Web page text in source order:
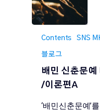
Contents SNS
블로그
배민 신춘문예
/이론편A
‘배민신춘문예’